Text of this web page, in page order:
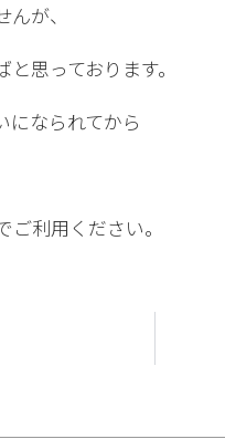
が、
思っております。
になられてから
利用ください。